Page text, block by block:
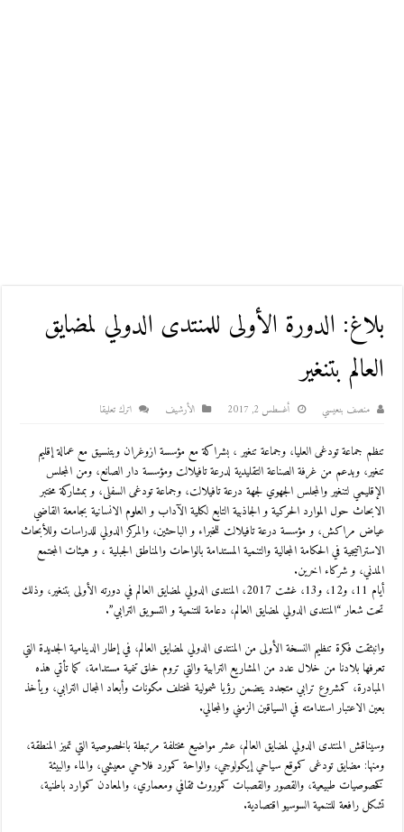
بلاغ: الدورة الأولى للمنتدى الدولي لمضايق
العالم بتنغير
منصف بنعيسي أغسطس 2, 2017 اﻷرشيف اترك تعليقا
تنظم جماعة تودغى العليا، وجماعة تنغير ، بشراكة مع مؤسسة ازوغران وبتنسيق مع عمالة إقليم
تنغير، وبدعم من غرفة الصناعة التقليدية لدرعة تافيلالت ومؤسسة دار الصانع، ومن المجلس
الإقليمي لتنغير والمجلس الجهوي لجهة درعة تافيلالت، وجماعة تودغى السفلى، و بمشاركة مختبر
الابحاث حول الموارد الحركية و الجاذبية التابع لكلية الآداب و العلوم الانسانية بجامعة القاضي
عياض مراكش، و مؤسسة درعة تافيلالت للخبراء و الباحثين، والمركز الدولي للدراسات وللأبحاث
الاستراتيجية في الحكامة المجالية والتنمية المستدامة بالواحات والمناطق الجبلية ، و هيئات المجتمع
المدني، و شركاء اخرين.
أيام 11، و12، و13، غشت 2017، المنتدى الدولي لمضايق العالم في دورته الأولى بتنغير، وذلك
تحت شعار “المنتدى الدولي لمضايق العالم، دعامة للتنمية و التسويق الترابي”.
وانبثقت فكرة تنظيم النسخة الأولى من المنتدى الدولي لمضايق العالم، في إطار الدينامية الجديدة التي
تعرفها بلادنا من خلال عدد من المشاريع الترابية والتي تروم خلق تنمية مستدامة، كما تأتي هذه
المبادرة، كمشروع ترابي متجدد يتضمن رؤيا شمولية لمختلف مكونات وأبعاد المجال الترابي، ويأخذ
بعين الاعتبار استدامته في السياقين الزمني والمجالي.
وسيناقش المنتدى الدولي لمضايق العالم، عشر مواضيع مختلفة مرتبطة بالخصوصية التي تميز المنطقة،
ومنها: مضايق تودغى كموقع سياحي إيكولوجي، والواحة كمورد فلاحي معيشي، والماء والبيئة
كخصوصيات طبيعية، والقصور والقصبات كموروث ثقافي ومعماري، والمعادن كموارد باطنية،
تشكل رافعة للتنمية السوسيو اقتصادية.